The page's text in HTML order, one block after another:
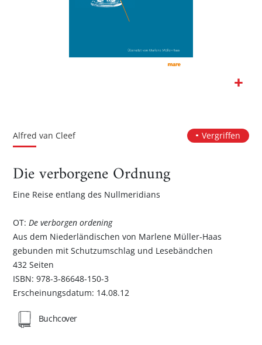
Bildgalerie
Alfred van Cleef Vergriffen
Die verborgene Ordnung
Eine Reise entlang des Nullmeridians
OT:De verborgen ordening
Aus dem Niederländischen von Marlene Müller-Haas
gebunden mit Schutzumschlag und Lesebändchen
432 Seiten
ISBN: 978-3-86648-150-3
Erscheinungsdatum: 14.08.12
Buchcover